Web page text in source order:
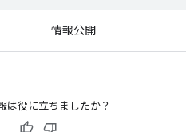
情報公開
は役に立ちましたか？